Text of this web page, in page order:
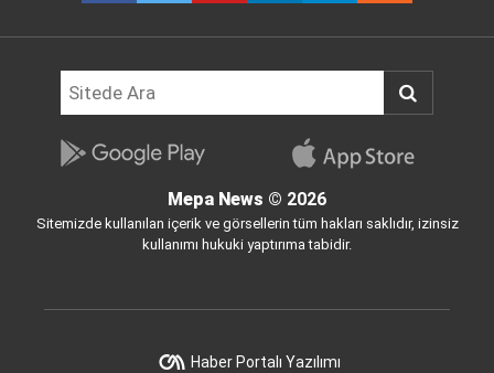
Mepa News © 2026
Sitemizde kullanılan içerik ve görsellerin tüm hakları saklıdır, izinsiz
kullanımı hukuki yaptırıma tabidir.
Haber Portalı Yazılımı